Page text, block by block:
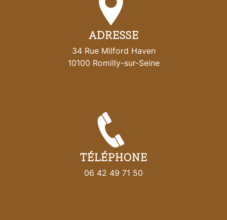
ADRESSE
34 Rue Milford Haven
10100 Romilly-sur-Seine
TÉLÉPHONE
06 42 49 71 50